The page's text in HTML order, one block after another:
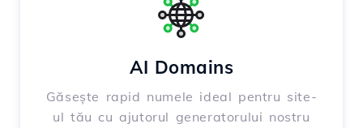
AI Domains
Găsește rapid numele ideal pentru site-
ul tău cu ajutorul generatorului nostru